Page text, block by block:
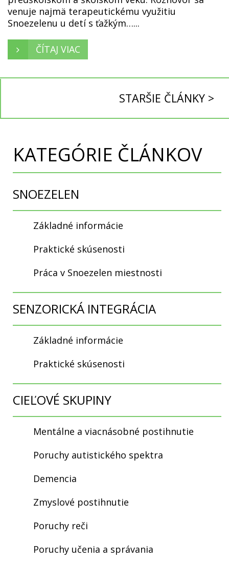
venuje najmä terapeutickému využitiu
Snoezelenu u detí s ťažkým…...
ČÍTAJ VIAC
STARŠIE ČLÁNKY >
KATEGÓRIE ČLÁNKOV
SNOEZELEN
Základné informácie
Praktické skúsenosti
Práca v Snoezelen miestnosti
SENZORICKÁ INTEGRÁCIA
Základné informácie
Praktické skúsenosti
CIEĽOVÉ SKUPINY
Mentálne a viacnásobné postihnutie
Poruchy autistického spektra
Demencia
Zmyslové postihnutie
Poruchy reči
Poruchy učenia a správania